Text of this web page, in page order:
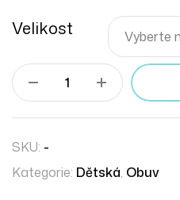
Velikost
SKU: -
Kategorie: Dětská, Obuv